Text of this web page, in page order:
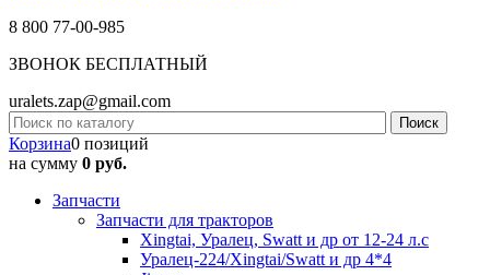
8 800 77-00-985
ЗВОНОК БЕСПЛАТНЫЙ
uralets.zap@gmail.com
Корзина0 позиций
на сумму 0 руб.
Запчасти
Запчасти для тракторов
Xingtai, Уралец, Swatt и др от 12-24 л.с
Уралец-224/Xingtai/Swatt и др 4*4